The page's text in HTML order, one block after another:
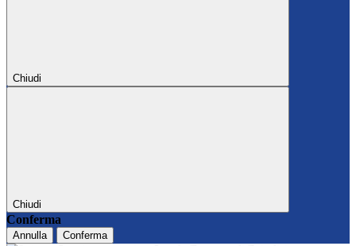
Chiudi
Chiudi
Conferma
Annulla Conferma